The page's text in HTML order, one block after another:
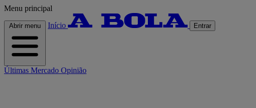
Menu principal
Abrir menu Início Entrar
Últimas Mercado Opinião